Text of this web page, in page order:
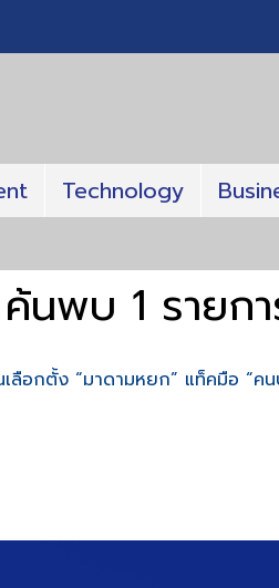
Technology
ค้นพบ 1 รายก
ลือกตั้ง “มาดามหยก” แท็คมือ “